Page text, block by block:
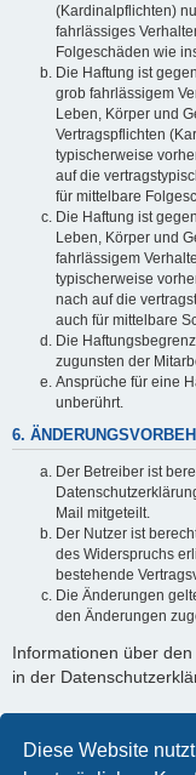
Diese Website
(Kardinalpflichten)
fahrlässiges
Folgeschäden wie
Die Haftung ist
grob fahrlässigem
Leben, Körper und
Vertragspflichten
typischerweise
auf die
für mittelbare
Die Haftung ist
Leben, Körper und
fahrlässigem
typischerweise
nach auf die
auch für mittelbare
Die
zugunsten der
Ansprüche für eine
unberührt.
6.
Der Betreiber ist
Mail mitgeteilt.
Der Nutzer ist
des Widerspruchs
bestehende
Die Änderungen
den Änderungen
Informationen über
in der